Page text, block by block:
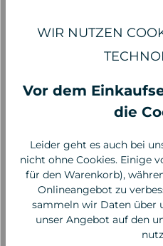
Torres Novas
Bademantel Frottee
hellgrau, XXL
WIR NUTZEN
Vor dem
die
Leider geht es auch bei
nicht ohne Cookies. Einige
für den Warenkorb),
Onlineangebot zu
sammeln wir Daten über
unser Angebot auf den